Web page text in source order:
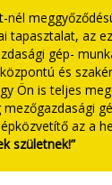
nél
tapasztalat, az
gép-
és
Ön is teljes
az a
születnek!”